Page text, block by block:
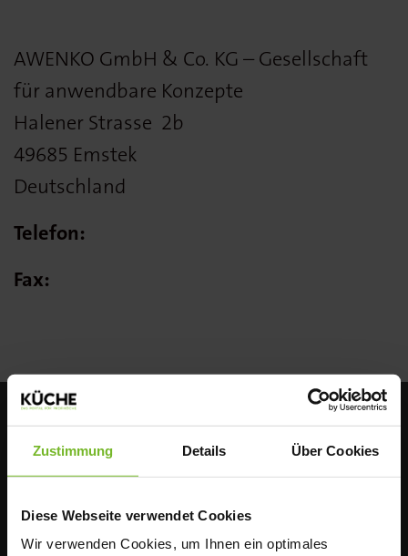
Zustimmung Details Über Cookies
Diese Webseite verwendet Cookies
Wir verwenden Cookies, um Ihnen ein optimales
AWENKO GmbH & Co. KG – Gesellschaft
für anwendbare Konzepte
Halener Strasse 2b
49685 Emstek
Deutschland
Telefon:
Fax: